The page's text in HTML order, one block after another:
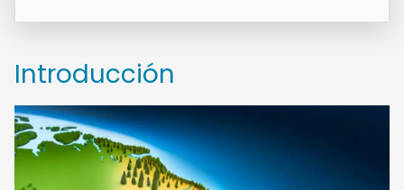
Introducción